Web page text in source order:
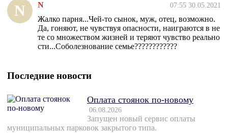
N N 07:55 30.05.2021
Жалко парня...Чей-то сынок, муж, отец, возможно.
Да, гоняют, не чувствуя опасности, наиграются в не
те со множеством жизней и теряют чувство реально
сти...Соболезнование семье????????????
Последние новости
Оплата стоянок по-новому
06.08.2026
Запущен новый сервис оплаты
муниципальных парковок закрытого типа.